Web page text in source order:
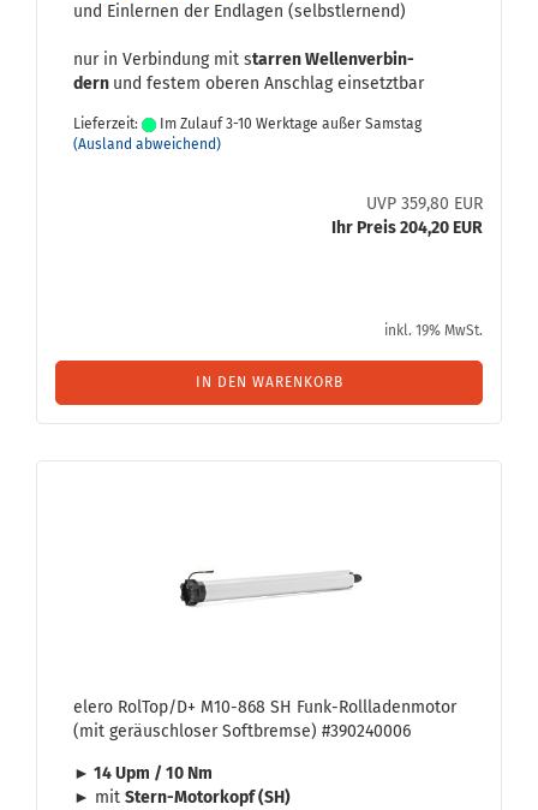
und Ein­ler­nen der End­la­gen (selbst­ler­nend)
nur in Ver­bin­dung mit star­ren Wel­len­ver­bin­
dern und fes­tem obe­ren An­schlag ein­setzt­bar
Lieferzeit:
Im Zulauf 3-10 Werktage außer Samstag
(Ausland abweichend)
UVP 359,80 EUR
Ihr Preis 204,20 EUR
inkl. 19% MwSt.
IN DEN WARENKORB
elero Rol­Top/D+ M10-​868 SH Funk-​Roll­la­den­mo­tor
(mit ge­räusch­lo­ser Soft­brem­se) #390240006
► 14 Upm / 10 Nm
► mit Stern-​Motorkopf (SH)